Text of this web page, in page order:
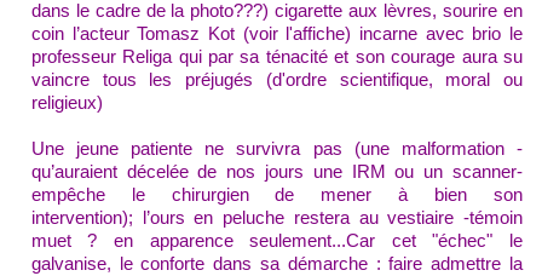
dans le cadre de la photo???) cigarette aux lèvres, sourire en
coin l’acteur Tomasz Kot (voir l'affiche) incarne avec brio
e
professeur Religa qui par sa ténacité et son courage aura su
vaincre tous les préjugés (d'ordre scientifique, moral ou
religieux)
Une jeune patiente ne survivra pas (une malformation -
qu’auraient décelée de nos jours une IRM ou un scanner-
empêche le chirurgien de mener à bien son
intervention);
l’ours en peluche restera au vestiaire -témoin
muet ?en apparence seulement...Car cet "échec" le
galvanise, le conforte dans sa démarche : faire admettre la